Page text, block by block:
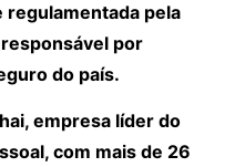
pela
responsável por
do país.
empresa líder do
com mais de 26